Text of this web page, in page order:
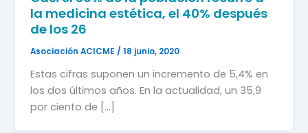
la medicina estética, el 40% después
de los 26
Asociación ACICME/18 junio, 2020
Estas cifras suponen un incremento de 5,4% en
los dos últimos años. En la actualidad, un 35,9
por ciento de […]